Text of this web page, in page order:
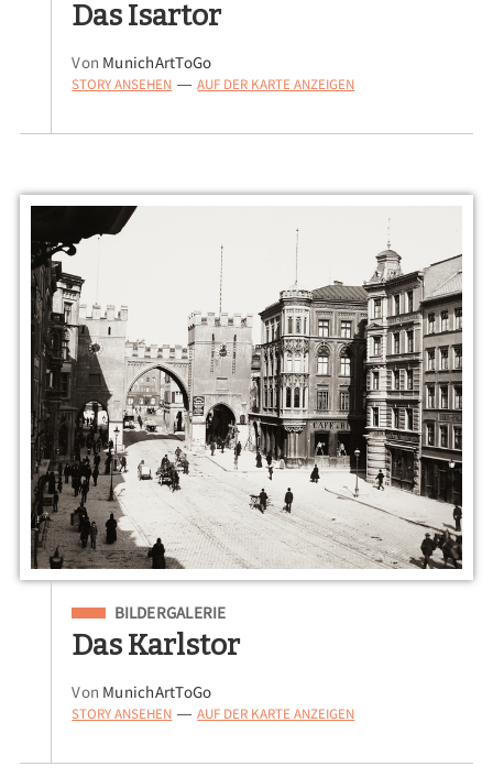
Das Isartor
Von MunichArtToGo
STORY ANSEHEN — AUF DER KARTE ANZEIGEN
Eingeordnet unter
BILDERGALERIE
Das Karlstor
Von MunichArtToGo
STORY ANSEHEN — AUF DER KARTE ANZEIGEN